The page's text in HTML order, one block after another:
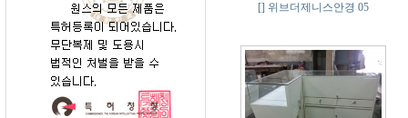
[] 위브더제니스안경 05